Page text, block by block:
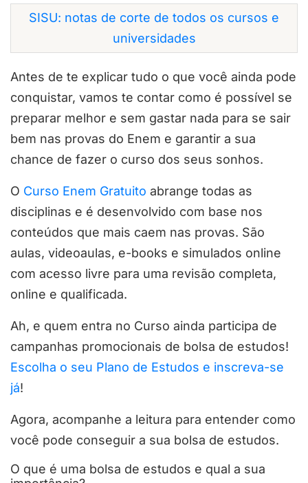
SISU: notas de corte de todos os cursos e
universidades
Antes de te explicar tudo o que você ainda pode
conquistar, vamos te contar como é possível se
preparar melhor e sem gastar nada para se sair
bem nas provas do Enem e garantir a sua
chance de fazer o curso dos seus sonhos.
O Curso Enem Gratuito abrange todas as
disciplinas e é desenvolvido com base nos
conteúdos que mais caem nas provas. São
aulas, videoaulas, e-books e simulados online
com acesso livre para uma revisão completa,
online e qualificada.
Ah, e quem entra no Curso ainda participa de
campanhas promocionais de bolsa de estudos!
Escolha o seu Plano de Estudos e inscreva-se
já!
Agora, acompanhe a leitura para entender como
você pode conseguir a sua bolsa de estudos.
O que é uma bolsa de estudos e qual a sua